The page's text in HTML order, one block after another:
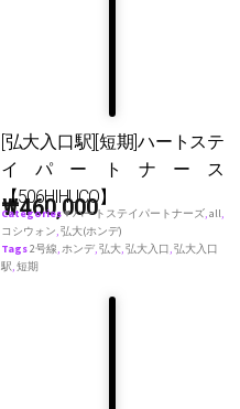
[弘大入口駅][短期]ハートステ
イパートナース
【506HIHUCO】
₩460,000
Categories♥ ハートステイパートナーズ,all,
コシウォン,弘大(ホンデ)
Tags2号線,ホンデ,弘大,弘大入口,弘大入口
駅,短期